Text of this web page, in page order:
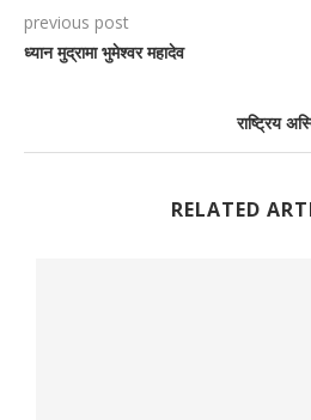
previous post
ध्यान मुद्रामा भुमेश्वर महादेव
राष्ट्रिय
RELATED